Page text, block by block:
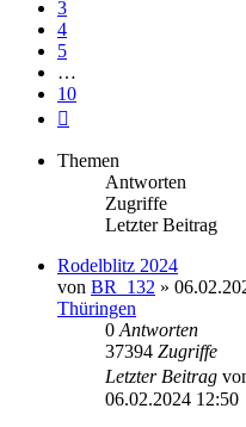
3
4
5
…
10
Themen
Antworten
Zugriffe
Letzter Beitrag
Rodelblitz 2024
von BR_132 »
Thüringen
0 Antworten
37394 Zugriffe
Letzter Beitrag
06.02.2024 12:50